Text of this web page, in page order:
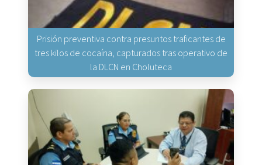
Prisión preventiva contra presuntos traficantes de
tres kilos de cocaína, capturados tras operativo de
la DLCN en Choluteca